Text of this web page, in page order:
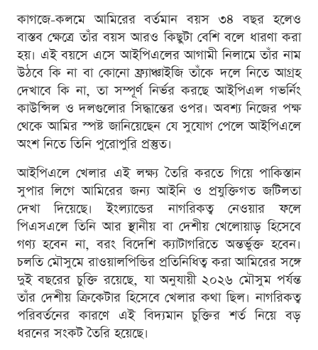
কাগজে-কলমে আমিরের বর্তমান বয়স ৩৪ বছর হলেও
বাস্তব ক্ষেত্রে তাঁর বয়স আরও কিছুটা বেশি বলে ধারণা করা
হয়। এই বয়সে এসে আইপিএলের আগামী নিলামে তাঁর নাম
উঠবে কি না বা কোনো ফ্র্যাঞ্চাইজি তাঁকে দলে নিতে আগ্রহ
দেখাবে কি না, তা সম্পূর্ণ নির্ভর করছে আইপিএল গভর্নিং
কাউন্সিল ও দলগুলোর সিদ্ধান্তের ওপর। অবশ্য নিজের পক্ষ
থেকে আমির স্পষ্ট জানিয়েছেন যে সুযোগ পেলে আইপিএলে
অংশ নিতে তিনি পুরোপুরি প্রস্তুত।
আইপিএলে খেলার এই লক্ষ্য তৈরি করতে গিয়ে পাকিস্তান
সুপার লিগে আমিরের জন্য আইনি ও প্রযুক্তিগত জটিলতা
দেখা দিয়েছে। ইংল্যান্ডের নাগরিকত্ব নেওয়ার ফলে
পিএসএলে তিনি আর স্থানীয় বা দেশীয় খেলোয়াড় হিসেবে
গণ্য হবেন না, বরং বিদেশি ক্যাটাগরিতে অন্তর্ভুক্ত হবেন।
চলতি মৌসুমে রাওয়ালপিন্ডির প্রতিনিধিত্ব করা আমিরের সঙ্গে
দুই বছরের চুক্তি রয়েছে, যা অনুযায়ী ২০২৬ মৌসুম পর্যন্ত
তাঁর দেশীয় ক্রিকেটার হিসেবে খেলার কথা ছিল। নাগরিকত্ব
পরিবর্তনের কারণে এই বিদ্যমান চুক্তির শর্ত নিয়ে বড়
ধরনের সংকট তৈরি হয়েছে।